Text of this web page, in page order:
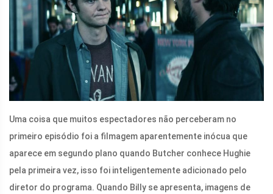
Uma coisa que muitos espectadores não perceberam no
primeiro episódio foi a filmagem aparentemente inócua que
aparece em segundo plano quando Butcher conhece Hughie
pela primeira vez, isso foi inteligentemente adicionado pelo
diretor do programa. Quando Billy se apresenta, imagens de